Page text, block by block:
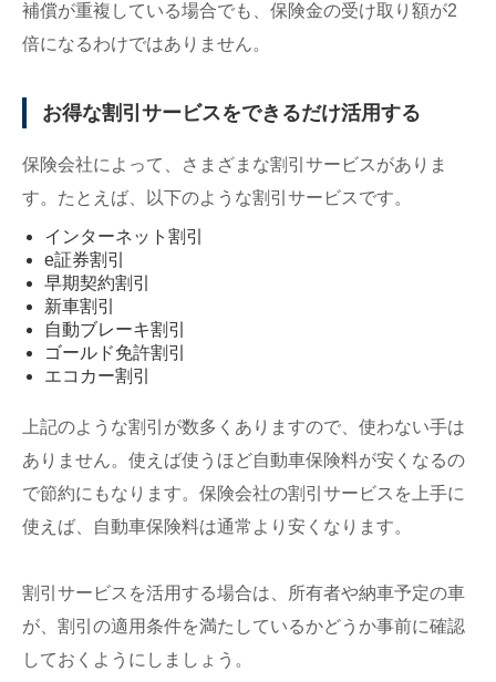
補償が重複している場合でも、保険金の受け取り額が2
倍になるわけではありません。
お得な割引サービスをできるだけ活用する
保険会社によって、さまざまな割引サービスがありま
す。たとえば、以下のような割引サービスです。
インターネット割引
e証券割引
早期契約割引
新車割引
自動ブレーキ割引
ゴールド免許割引
エコカー割引
上記のような割引が数多くありますので、使わない手は
ありません。使えば使うほど自動車保険料が安くなるの
で節約にもなります。保険会社の割引サービスを上手に
使えば、自動車保険料は通常より安くなります。
割引サービスを活用する場合は、所有者や納車予定の車
が、割引の適用条件を満たしているかどうか事前に確認
しておくようにしましょう。